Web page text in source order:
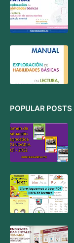
POPULAR POSTS